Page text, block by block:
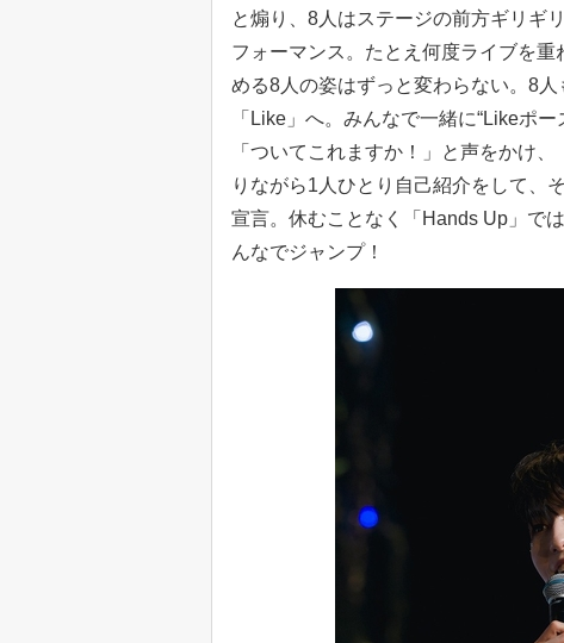
と煽り、8人はステージの前方ギリギ
フォーマンス。たとえ何度ライブを
める8人の姿はずっと変わらない。8
「Like」へ。みんなで一緒に“Likeポ
「ついてこれますか！」と声をかけ
りながら1人ひとり自己紹介をして、
宣言。休むことなく「Hands Up」で
んなでジャンプ！